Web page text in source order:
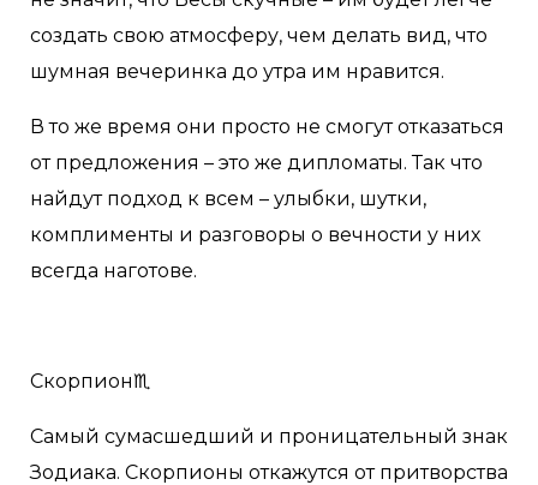
создать свою атмосферу, чем делать вид, что
шумная вечеринка до утра им нравится.
В то же время они просто не смогут отказаться
от предложения – это же дипломаты. Так что
найдут подход к всем – улыбки, шутки,
комплименты и разговоры о вечности у них
всегда наготове.
Скорпион♏️
Самый сумасшедший и проницательный знак
Зодиака. Скорпионы откажутся от притворства